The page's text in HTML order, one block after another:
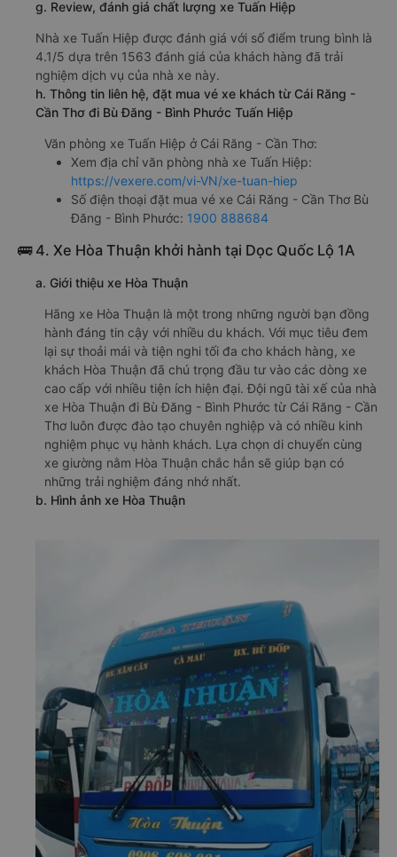
- Cần Thơ Tuấn Hiệp
giường nằm 330000đ/vé
g. Review, đánh giá chất lượng xe Tuấn Hiệp
Nhà xe Tuấn Hiệp được đánh giá với số điểm trung bình là
4.1/5 dựa trên 1563 đánh giá của khách hàng đã trải
nghiệm dịch vụ của nhà xe này.
h. Thông tin liên hệ, đặt mua vé xe khách từ Cái Răng -
Cần Thơ đi Bù Đăng - Bình Phước Tuấn Hiệp
Văn phòng xe Tuấn Hiệp ở Cái Răng - Cần Thơ:
Xem địa chỉ văn phòng nhà xe Tuấn Hiệp:
https://vexere.com/vi-VN/xe-tuan-hiep
Số điện thoại đặt mua vé xe Cái Răng - Cần Thơ Bù
Đăng - Bình Phước:1900 888684
🚌 4. Xe Hòa Thuận khởi hành tại Dọc Quốc Lộ 1A
a. Giới thiệu xe Hòa Thuận
Hãng xe Hòa Thuận là một trong những người bạn đồng
hành đáng tin cậy với nhiều du khách. Với mục tiêu đem
lại sự thoải mái và tiện nghi tối đa cho khách hàng, xe
khách Hòa Thuận đã chú trọng đầu tư vào các dòng xe
cao cấp với nhiều tiện ích hiện đại. Đội ngũ tài xế của nhà
xe Hòa Thuận đi Bù Đăng - Bình Phước từ Cái Răng - Cần
Thơ luôn được đào tạo chuyên nghiệp và có nhiều kinh
nghiệm phục vụ hành khách. Lựa chọn di chuyển cùng